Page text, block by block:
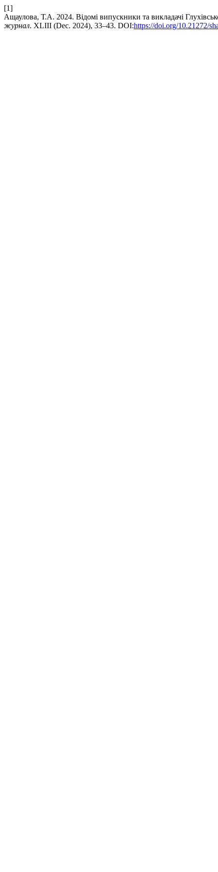
[1]
Ащаулова, Т.А. 2024. Відомі випускники та викладачі
журнал. XLIIІ (Dec. 2024), 33–43. DOI:https://doi.org/10.21272/